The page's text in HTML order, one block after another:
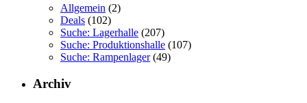
Allgemein (2)
Deals (102)
Suche: Lagerhalle (207)
Suche: Produktionshalle (107)
Suche: Rampenlager(49)
Archiv